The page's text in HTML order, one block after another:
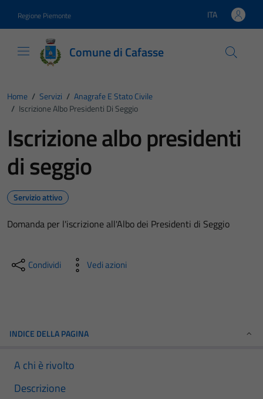
Regione Piemonte Lingua attiva:
ITA
Comune di Cafasse
Home / Servizi / Anagrafe E Stato Civile
/ Iscrizione Albo Presidenti Di Seggio
Iscrizione albo presidenti
di seggio
Servizio attivo
Domanda per l'iscrizione all'Albo dei Presidenti di Seggio
Condividi Vedi azioni
INDICE DELLA PAGINA
A chi è rivolto
Descrizione